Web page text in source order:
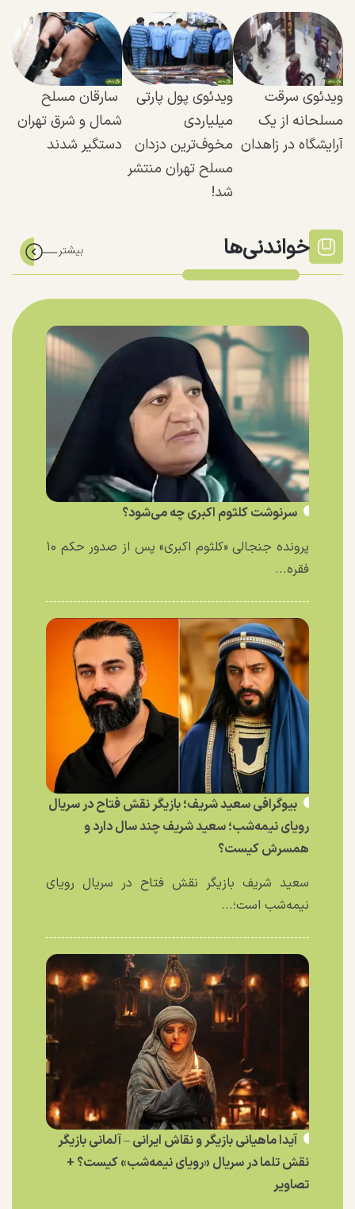
ویدئوی سرقت
مسلحانه از یک
آرایشگاه در زاهدان
ویدئوی پول پارتی
میلیاردی
مخوف‌ترین دزدان
مسلح تهران منتشر
شد!
سارقان مسلح
شمال و شرق تهران
دستگیر شدند
خواندنی‌ها
سرنوشت کلثوم اکبری چه می‌شود؟
پرونده جنجالی «کلثوم اکبری» پس از صدور حکم ۱۰
فقره...
بیوگرافی سعید شریف؛ بازیگر نقش فتاح در سریال
رویای نیمه‌شب؛ سعید شریف چند سال دارد و
همسرش کیست؟
سعید شریف بازیگر نقش فتاح در سریال رویای
نیمه‌شب است؛...
آیدا ماهیانی بازیگر و نقاش ایرانی – آلمانی بازیگر
نقش تلما در سریال «رویای نیمه‌شب» کیست؟ +
تصاویر